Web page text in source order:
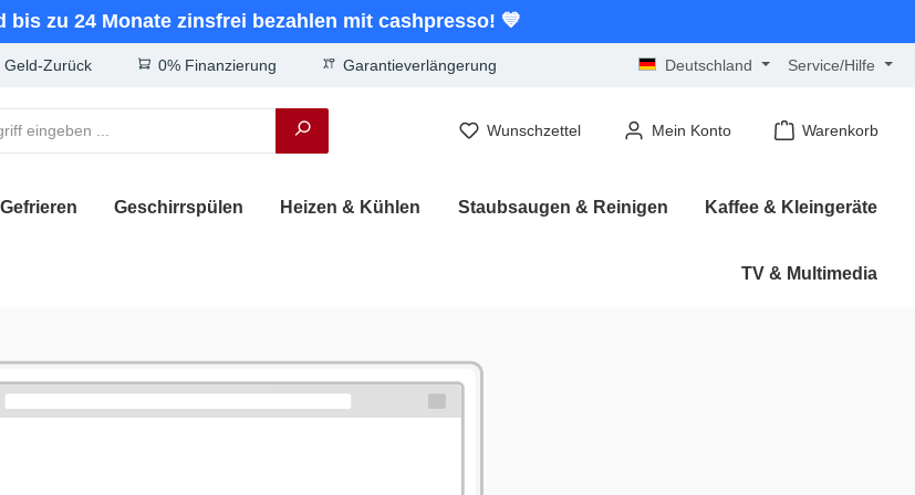
bis zu 24 Monate zinsfrei bezahlen mit cashpresso! 💙
Geld-Zurück 0% Finanzierung Garantieverlängerung Deutschland Service/Hilfe
Wunschzettel Mein Konto Warenkorb
Geschirrspülen Heizen & Kühlen Staubsaugen & Reinigen Kaffee & Kleingeräte
TV & Multimedia